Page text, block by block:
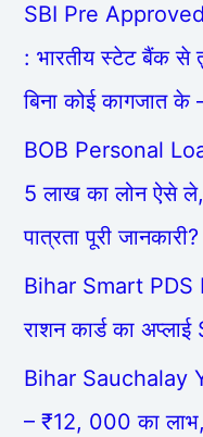
SBI Pre
: भारतीय स्टेट बैंक
बिना कोई कागजात
BOB Personal
5 लाख का लोन ऐसे
पात्रता पूरी जानकारी?
Bihar Smart
राशन कार्ड का
Bihar Sauchalay
– ₹12, 000 का लाभ,